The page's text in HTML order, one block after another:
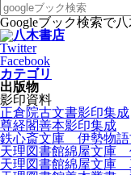
Googleブック検索で
Twitter
Facebook
カテゴリ
出版物
影印資料
正倉院古文書影印集成
尊経閣善本影印集成
鉄心斎文庫 伊勢物語
天理図書館綿屋文庫
天理図書館綿屋文庫